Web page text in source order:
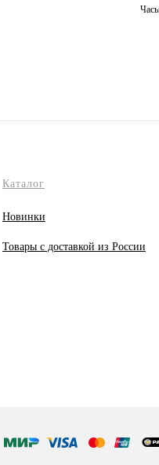
Каталог
Новинки
Товары с доставкой из России